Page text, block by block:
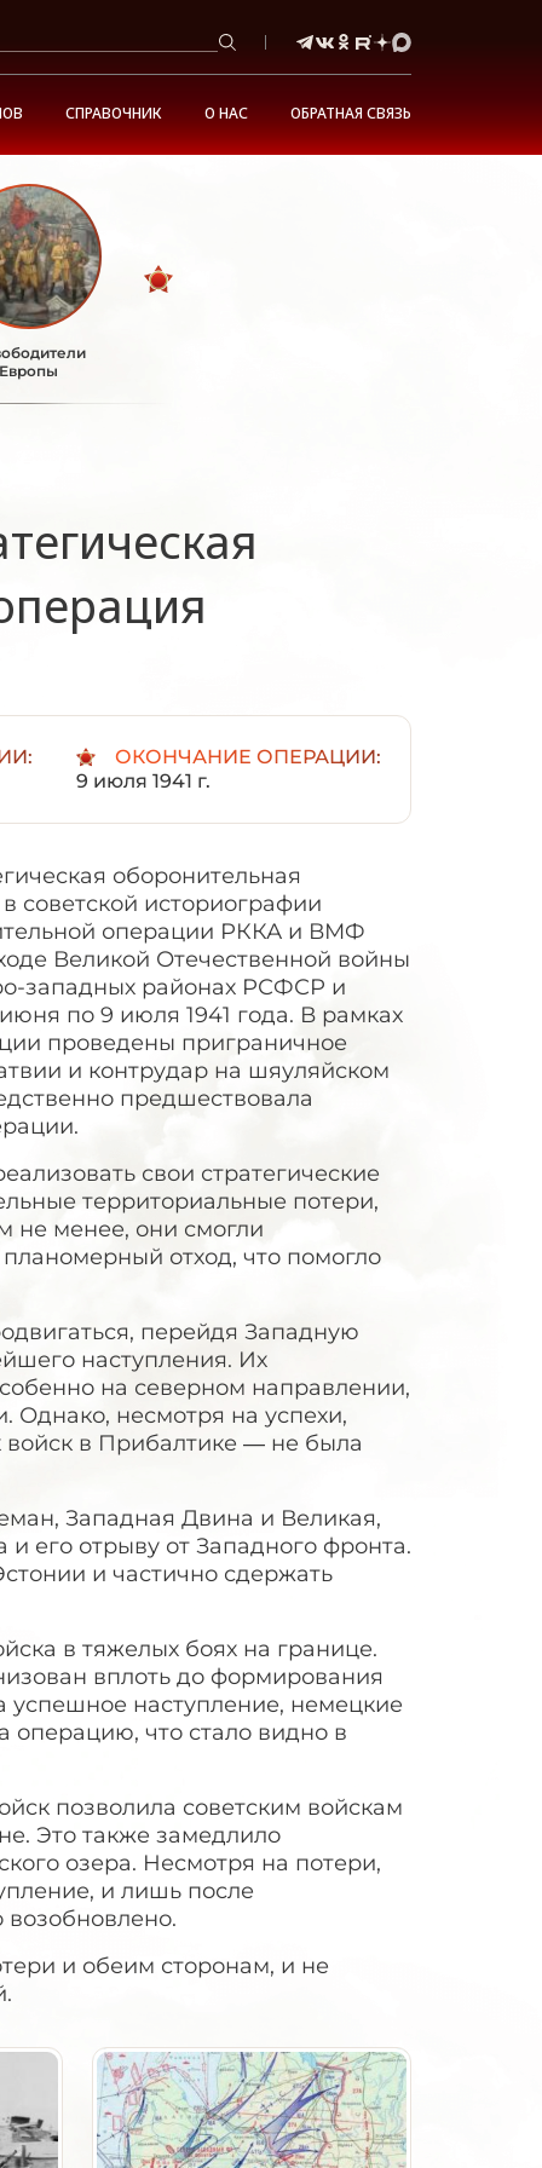
СПРАВОЧНИК О НАС ОБРАТНАЯ СВЯЗЬ
Европы
ОКОНЧАНИЕ ОПЕРАЦИИ:
9 июля 1941 г.
оборонительная
советской историографии
операции РККА и ВМФ
Великой Отечественной войны
западных районах РСФСР и
по 9 июля 1941 года. В рамках
проведены приграничное
и контрудар на шяуляйском
предшествовала
свои стратегические
территориальные потери,
не менее, они смогли
отход, что помогло
перейдя Западную
наступления. Их
на северном направлении,
Однако, несмотря на успехи,
войск в Прибалтике — не была
Западная Двина и Великая,
его отрыву от Западного фронта.
и частично сдержать
в тяжелых боях на границе.
вплоть до формирования
успешное наступление, немецкие
операцию, что стало видно в
позволила советским войскам
Это также замедлило
озера. Несмотря на потери,
и лишь после
и обеим сторонам, и не